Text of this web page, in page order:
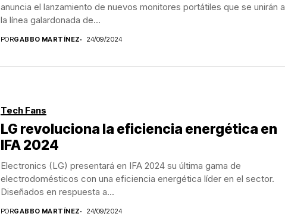
anuncia el lanzamiento de nuevos monitores portátiles que se unirán a
la línea galardonada de...
PORGABBO MARTÍNEZ 24/09/2024
Tech Fans
LG revoluciona la eficiencia energética en
IFA 2024
Electronics (LG) presentará en IFA 2024 su última gama de
electrodomésticos con una eficiencia energética líder en el sector.
Diseñados en respuesta a...
PORGABBO MARTÍNEZ 24/09/2024